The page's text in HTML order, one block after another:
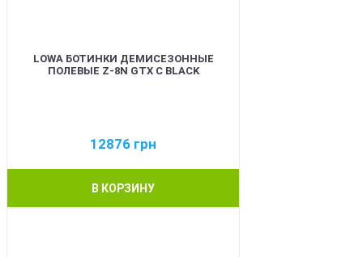
LOWA БОТИНКИ ДЕМИСЕЗОННЫЕ
ПОЛЕВЫЕ Z-8N GTX C BLACK
12876 грн
В КОРЗИНУ